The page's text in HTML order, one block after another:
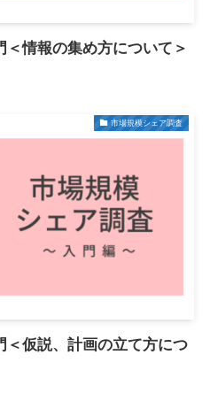
情報の集め方について＞
市場規模シェア調査
＜仮説、計画の立て方につ